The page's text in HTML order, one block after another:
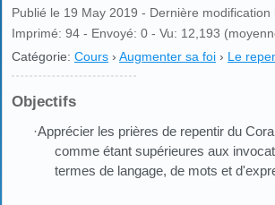
Publié le 19 May 2019 - Dernière modification
Imprimé: 94 - Envoyé: 0 - Vu: 12,193
Catégorie: Cours › Augmenter sa foi › Le
Objectifs
·Apprécier les prières de repentir du
comme étant supérieures aux
termes de langage, de mots et